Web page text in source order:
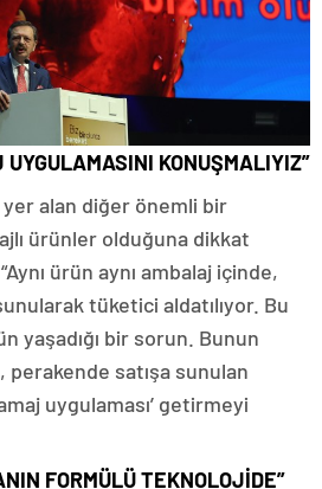
KONUŞMALIYIZ”
yer alan diğer önemli bir
ürünler olduğuna dikkat
ürün aynı ambalaj içinde,
tüketici aldatılıyor. Bu
yaşadığı bir sorun. Bunun
satışa sunulan
uygulaması’ getirmeyi
FORMÜLÜ TEKNOLOJİDE”